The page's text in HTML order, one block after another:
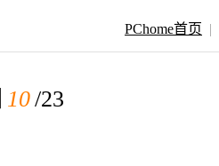
PChome首页 |
10/23